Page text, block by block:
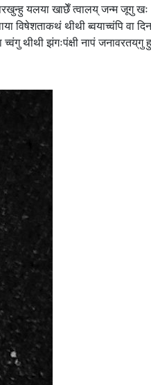
यलया खाछेँ त्वालय् जन्म जूगु
थीथी ब्वयाच्वंपि वा
थीथी झंगःपंक्षी नापं जनावरतय्‌गु